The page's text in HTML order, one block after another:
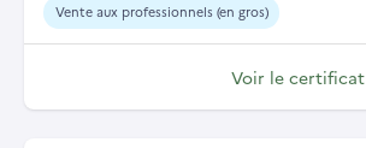
Vente aux professionnels (en gros)
Voir le certificat